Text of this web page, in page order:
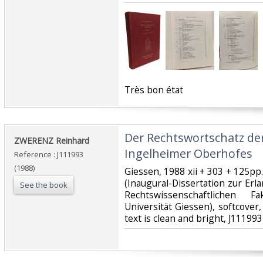
‎Très bon état‎
‎ZWERENZ Reinhard‎
Reference : J111993
(1988)
See the book
‎Der Rechtswortschatz
Ingelheimer Oberhofes‎
‎Giessen, 1988 xii + 303 +
(Inaugural-Dissertation zur
Rechtswissenschaftlichen
Universität Giessen),
text is clean and bright, J111993‎